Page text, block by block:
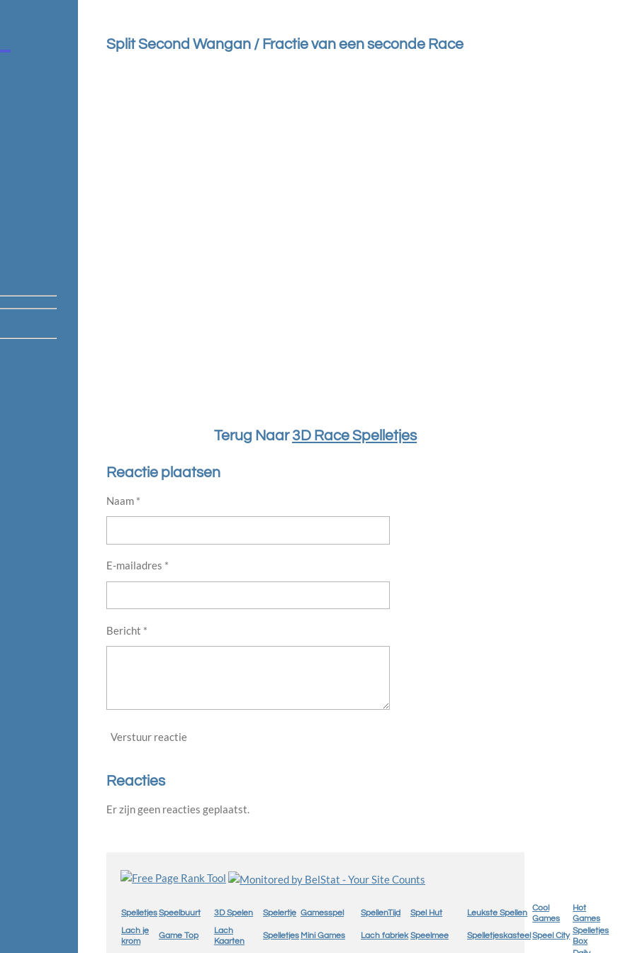
Split Second Wangan / Fractie van een seconde Race
Terug Naar3D Race Spelletjes
Reactie plaatsen
Naam *
E-mailadres *
Bericht *
Verstuur reactie
Reacties
Er zijn geen reacties geplaatst.
SpelletjesSpeelbuurt 3D Spelen Spelertje Gamesspel SpellenTijd Spel Hut Leukste Spellen
Cool
Games
Hot
Games
Lach je
krom
Game Top
Lach
Kaarten
Spelletjes Mini Games Lach fabriek Speelmee SpelletjeskasteelSpeel City
Spelletjes
Box